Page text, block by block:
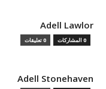
Adell Lawlor
0 المشاركات 0 تعليقات
Adell Stonehaven